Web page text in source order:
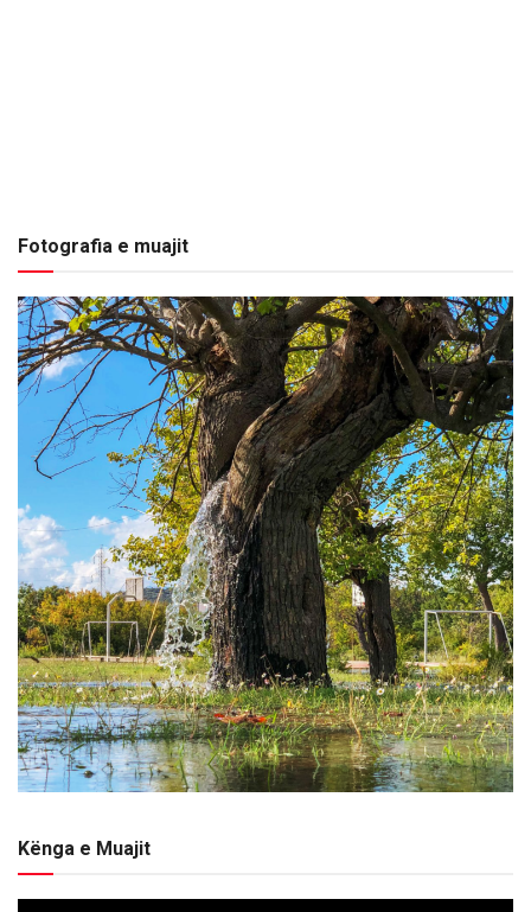
Fotografia e muajit
Kënga e Muajit